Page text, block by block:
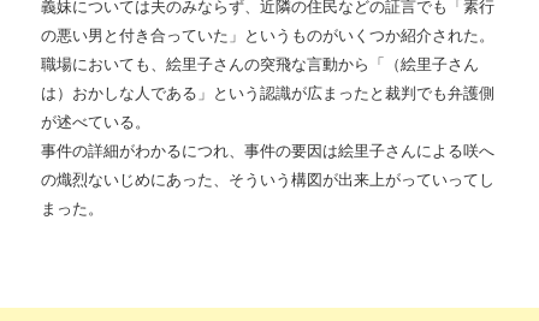
義妹については夫のみならず、近隣の住民などの証言でも「素行
の悪い男と付き合っていた」というものがいくつか紹介された。
職場においても、絵里子さんの突飛な言動から「（絵里子さん
は）おかしな人である」という認識が広まったと裁判でも弁護側
が述べている。
事件の詳細がわかるにつれ、事件の要因は絵里子さんによる咲へ
の熾烈ないじめにあった、そういう構図が出来上がっていってし
まった。